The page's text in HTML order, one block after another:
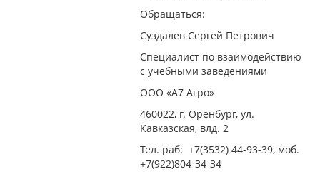
Обращаться:
Суздалев Сергей Петрович
Специалист по взаимодействию
с учебными заведениями
ООО «А7 Агро»
460022, г. Оренбург, ул.
Кавказская, влд. 2
Тел. раб: +7(3532) 44-93-39, моб.
+7(922)804-34-34